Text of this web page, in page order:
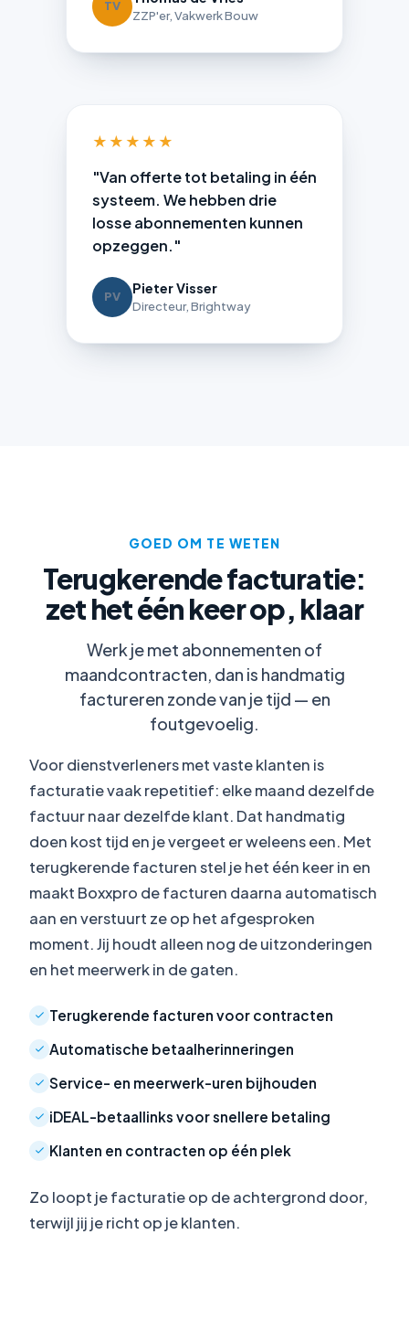
TV
ZZP'er, Vakwerk Bouw
★★★★★
"Van offerte tot betaling in één
systeem. We hebben drie
losse abonnementen kunnen
opzeggen."
PV
Pieter Visser
Directeur, Brightway
GOED OM TE WETEN
Terugkerende facturatie:
zet het één keer op, klaar
Werk je met abonnementen of
maandcontracten, dan is handmatig
factureren zonde van je tijd — en
foutgevoelig.
Voor dienstverleners met vaste klanten is
facturatie vaak repetitief: elke maand dezelfde
factuur naar dezelfde klant. Dat handmatig
doen kost tijd en je vergeet er weleens een. Met
terugkerende facturen stel je het één keer in en
maakt Boxxpro de facturen daarna automatisch
aan en verstuurt ze op het afgesproken
moment. Jij houdt alleen nog de uitzonderingen
en het meerwerk in de gaten.
Terugkerende facturen voor contracten
Automatische betaalherinneringen
Service- en meerwerk-uren bijhouden
iDEAL-betaallinks voor snellere betaling
Klanten en contracten op één plek
Zo loopt je facturatie op de achtergrond door,
terwijl jij je richt op je klanten.